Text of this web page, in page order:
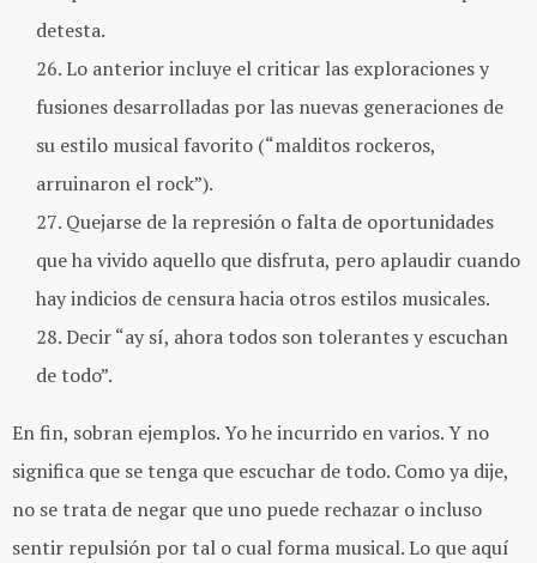
detesta.
Lo anterior incluye el criticar las exploraciones y
fusiones desarrolladas por las nuevas generaciones de
su estilo musical favorito (“malditos rockeros,
arruinaron el rock”).
Quejarse de la represión o falta de oportunidades
que ha vivido aquello que disfruta, pero aplaudir cuando
hay indicios de censura hacia otros estilos musicales.
Decir “ay sí, ahora todos son tolerantes y escuchan
de todo”.
En fin, sobran ejemplos. Yo he incurrido en varios. Y no
significa que se tenga que escuchar de todo. Como ya dije,
no se trata de negar que uno puede rechazar o incluso
sentir repulsión por tal o cual forma musical. Lo que aquí